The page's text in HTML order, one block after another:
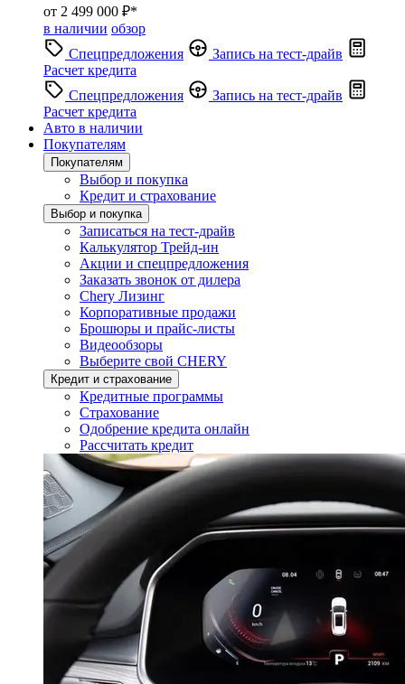
от 2 499 000 ₽*
в наличии обзор
Спецпредложения
Запись на тест-драйв
Расчет кредита
Спецпредложения
Запись на тест-драйв
Расчет кредита
Авто в наличии
Покупателям
Покупателям
Выбор и покупка
Кредит и страхование
Выбор и покупка
Записаться на тест-драйв
Калькулятор Трейд-ин
Акции и спецпредложения
Заказать звонок от дилера
Chery Лизинг
Корпоративные продажи
Брошюры и прайс-листы
Видеообзоры
Выберите свой CHERY
Кредит и страхование
Кредитные программы
Страхование
Одобрение кредита онлайн
Рассчитать кредит